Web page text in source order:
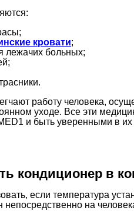
кровати;
лежачих больных;
работу человека,
уходе. Все эти
и быть уверенными в
кондиционер в
если температура
непосредственно на